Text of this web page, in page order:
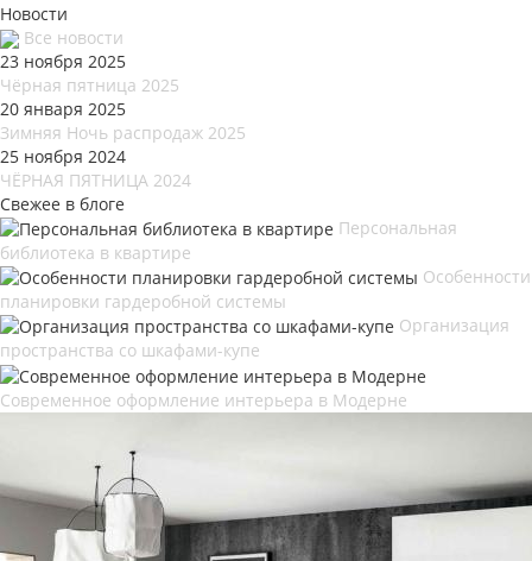
Новости
Все новости
23 ноября 2025
Чёрная пятница 2025
20 января 2025
Зимняя Ночь распродаж 2025
25 ноября 2024
ЧЁРНАЯ ПЯТНИЦА 2024
Свежее в блоге
Персональная
библиотека в квартире
Особенности
планировки гардеробной системы
Организация
пространства со шкафами-купе
Современное оформление интерьера в Модерне